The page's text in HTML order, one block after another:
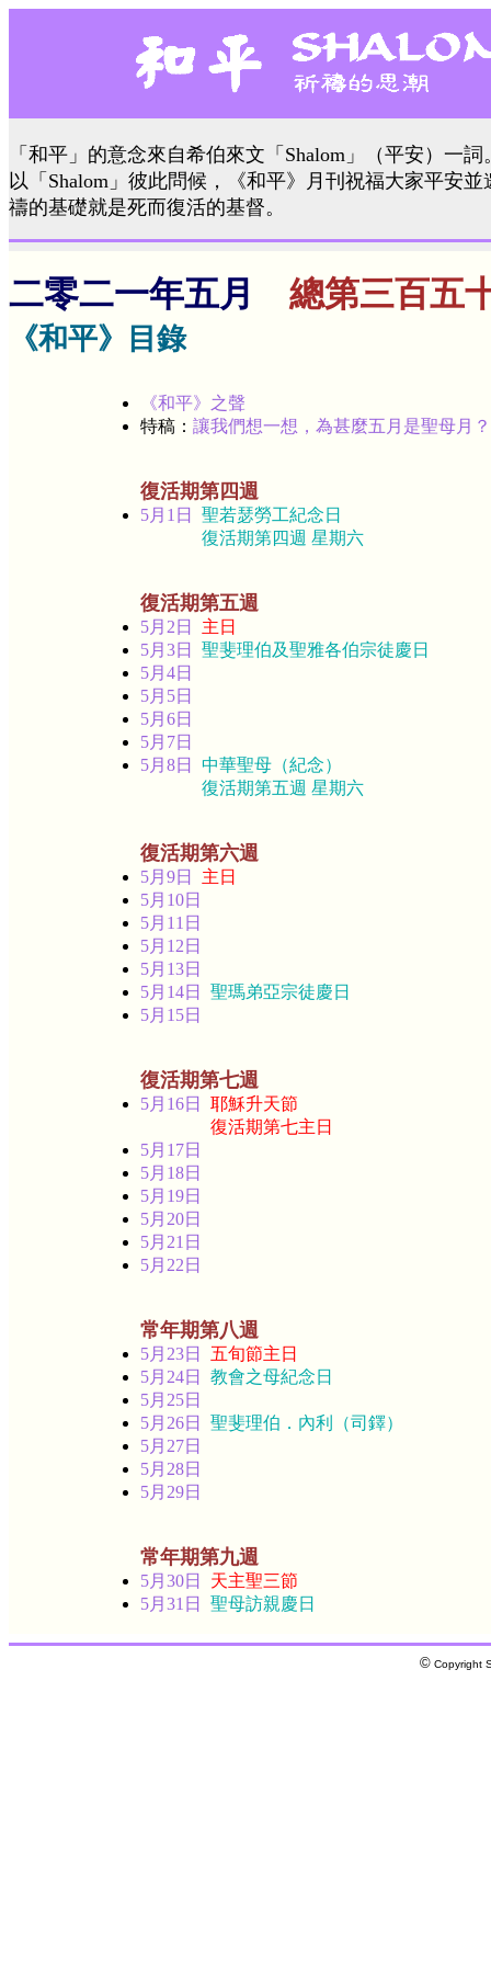
「和平」的意念來自希伯來文「Shalom」（平安）一
以「Shalom」彼此問候，《和平》月刊祝福大家平安
禱的基礎就是死而復活的基督。
二零二一年五月 總第三百五
《和平》目錄
《和平》之聲
特稿： 讓我們想一想，為甚麼五月是聖母月？
復活期第四週
5月1日 聖若瑟勞工紀念日
復活期第四週 星期六
復活期第五週
5月2日
主日
5月3日 聖斐理伯及聖雅各伯宗徒慶日
5月4日
5月5日
5月6日
5月7日
5月8日 中華聖母（紀念）
復活期第五週 星期六
復活期第六週
5月9日
主日
5月10日
5月11日
5月12日
5月13日
5月14日 聖瑪弟亞宗徒慶日
5月15日
復活期第七週
5月16日
耶穌升天節
復活期第七主日
5月17日
5月18日
5月19日
5月20日
5月21日
5月22日
常年期第八週
5月23日
五旬節主日
5月24日 教會之母紀念日
5月25日
5月26日 聖斐理伯．內利（司鐸）
5月27日
5月28日
5月29日
常年期第九週
5月30日
天主聖三節
5月31日 聖母訪親慶日
©Copyright